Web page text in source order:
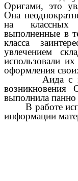
Оригами, это
Она
на классных
выполненные в
класса
увлечением
использовали
оформления
Аида с
возникновения
выполнила
В работе
информации